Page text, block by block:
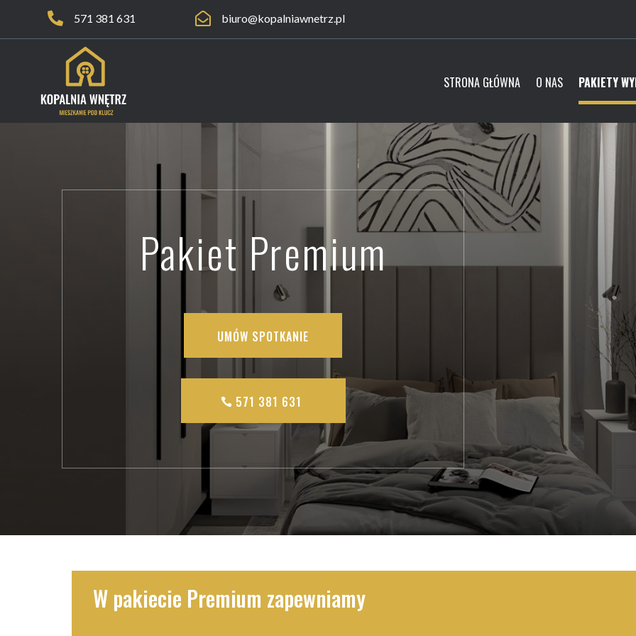
 571 381 631  biuro@kopalniawnetrz.pl
STRONA GŁÓWNA O NAS PAKIETY
Pakiet Premium
UMÓW SPOTKANIE
571 381 631
W pakiecie Premium zapewniamy